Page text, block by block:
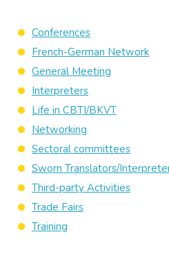
Conferences
French-German Network
General Meeting
Interpreters
Life in CBTI/BKVT
Networking
Sectoral committees
Sworn Translators/
Third-party Activities
Trade Fairs
Training